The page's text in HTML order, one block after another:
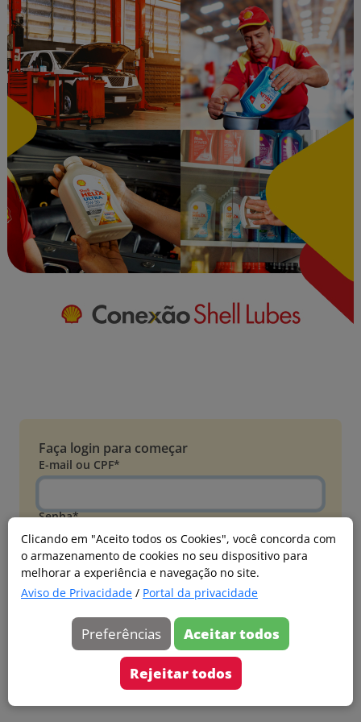
Clicando em "Aceito todos os Cookies", você concorda com
o armazenamento de cookies no seu dispositivo para
melhorar a experiência e navegação no site.
Aviso de Privacidade / Portal da privacidade
Preferências Aceitar todos
Rejeitar todos
Faça login para começar
E-mail ou CPF*
Senha*
Esqueci minha senha
Entrar
Acessar com Microsoft
Ainda não faz parte?
Cadastre-se
Versão 20260805.7